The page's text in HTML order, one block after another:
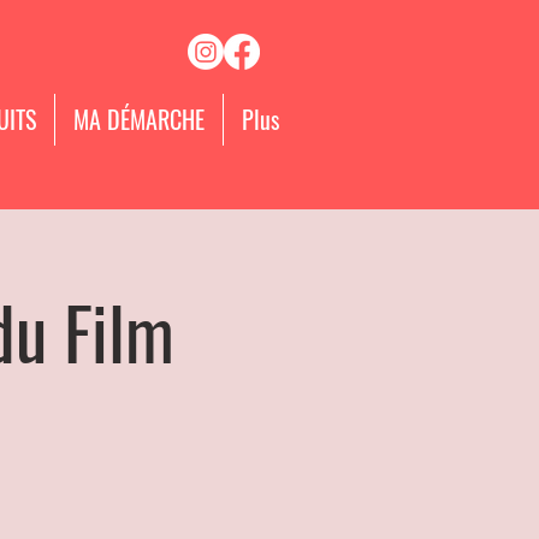
MA DÉMARCHE Plus
Film